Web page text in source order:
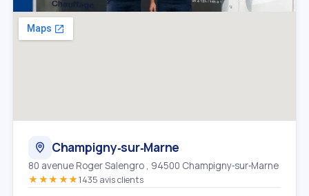
Champigny‑sur‑Marne
80 avenue Roger Salengro , 94500 Champigny‑sur‑Marne
★★★★★1435 avis clients